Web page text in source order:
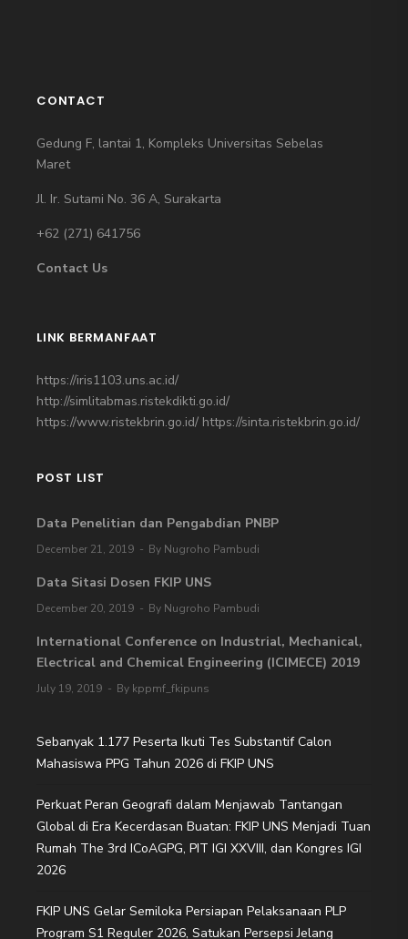
CONTACT
Gedung F, lantai 1, Kompleks Universitas Sebelas
Maret
Jl. Ir. Sutami No. 36 A, Surakarta
+62 (271) 641756
Contact Us
LINK BERMANFAAT
https://iris1103.uns.ac.id/
http://simlitabmas.ristekdikti.go.id/
https://www.ristekbrin.go.id/ https://sinta.ristekbrin.go.id/
POST LIST
Data Penelitian dan Pengabdian PNBP
December 21, 2019 By Nugroho Pambudi
Data Sitasi Dosen FKIP UNS
December 20, 2019 By Nugroho Pambudi
International Conference on Industrial, Mechanical,
Electrical and Chemical Engineering (ICIMECE) 2019
July 19, 2019 By kppmf_fkipuns
Sebanyak 1.177 Peserta Ikuti Tes Substantif Calon
Mahasiswa PPG Tahun 2026 di FKIP UNS
Perkuat Peran Geografi dalam Menjawab Tantangan
Global di Era Kecerdasan Buatan: FKIP UNS Menjadi Tuan
Rumah The 3rd ICoAGPG, PIT IGI XXVIII, dan Kongres IGI
2026
FKIP UNS Gelar Semiloka Persiapan Pelaksanaan PLP
Program S1 Reguler 2026, Satukan Persepsi Jelang